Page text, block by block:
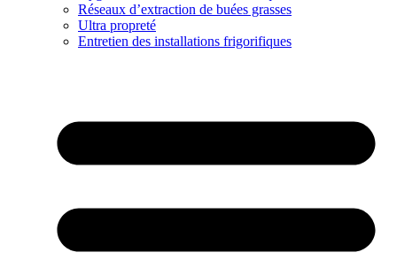
Réseaux d’extraction de buées grasses
Ultra propreté
Entretien des installations frigorifiques